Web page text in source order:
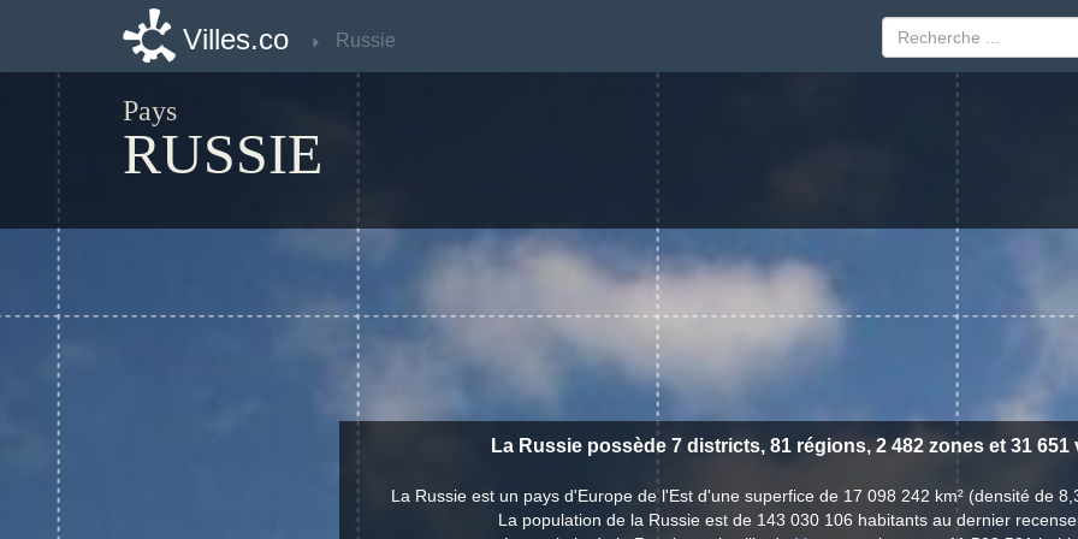
Villes.co Russie
Pays
RUSSIE
La Russie possède 7 districts, 81 régions, 2 482 zones et 31 651
La Russie est un pays d'Europe de l'Est d'une superfice de 17 098 242 km² (densité de
La population de la Russie est de 143 030 106 habitants au dernier
Villes.co Russie